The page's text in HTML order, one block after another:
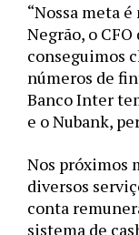
“Nossa meta
Negrão, o
conseguimos
números de
Banco Inter
e o Nubank,
Nos próximos
diversos
conta
sistema de